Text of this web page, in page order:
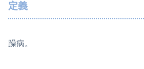
定義
躁病。